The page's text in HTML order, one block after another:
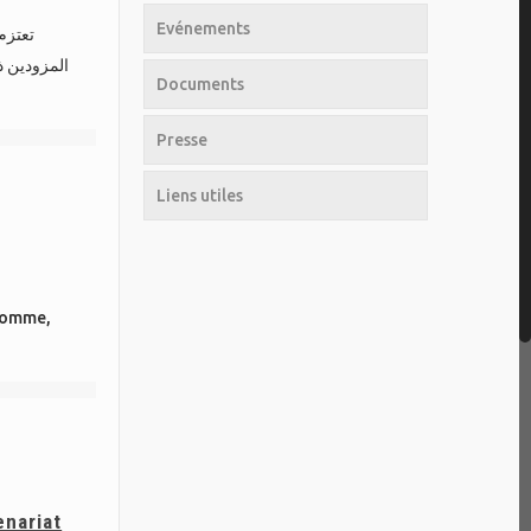
Evénements
Documents
Presse
Liens utiles